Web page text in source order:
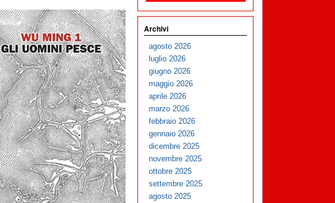
Archivi
agosto 2026
luglio 2026
giugno 2026
maggio 2026
aprile 2026
marzo 2026
febbraio 2026
gennaio 2026
dicembre 2025
novembre 2025
ottobre 2025
settembre 2025
agosto 2025